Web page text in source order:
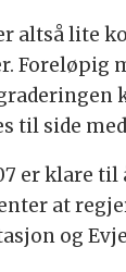
altså lite
Foreløpig
til side
er klare til
at
og